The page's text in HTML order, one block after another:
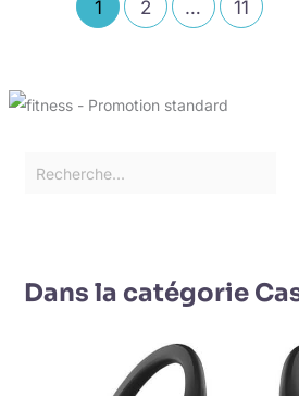
1 2 … 11
Dans la catégorie